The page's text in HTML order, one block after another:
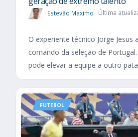
Estevão Maximo Última
O experiente técnico Jorge Jesus
comando da seleção de
pode elevar a equipe a outro
FUTEBOL